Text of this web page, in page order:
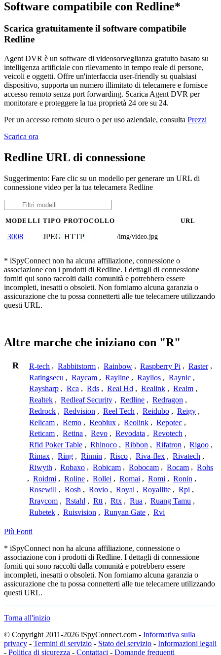
Software compatibile con Redline*
Scarica gratuitamente il software compatibile
Redline
Agent DVR è un software di videosorveglianza gratuito basato su
intelligenza artificiale con rilevamento in tempo reale di persone,
veicoli e oggetti. Offre un'interfaccia user-friendly su qualsiasi
dispositivo, supporta un numero illimitato di telecamere e fornisce
accesso remoto senza port forwarding. Scarica Agent DVR per
monitorare e proteggere la tua proprietà 24 ore su 24.
Per un accesso remoto sicuro o per uso aziendale, consulta Prezzi
Scarica ora
Redline URL di connessione
Suggerimento: Fare clic su un modello per generare un URL di
connessione video per la tua telecamera Redline
MODELLI TIPO PROTOCOLLO URL
3008 JPEG HTTP /img/video.jpg
* iSpyConnect non ha alcuna affiliazione, connessione o
associazione con i prodotti di Redline. I dettagli di connessione
forniti qui sono raccolti dalla comunità e potrebbero essere
incompleti, inesatti o obsoleti. Non forniamo alcuna garanzia o
assicurazione che tu possa connetterti alle tue telecamere utilizzando
questi URL.
Altre marche che iniziano con "R"
R R-tech , Rabbitstorm , Rainbow , Raspberry Pi , Raster ,
Ratingsecu , Raycam , Rayline , Raylios , Raynic ,
Raysharp , Rca , Rds , Real Hd , Realink , Realm ,
Realtek , Redleaf Security , Redline , Redragon ,
Redrock , Redvision , Reel Tech , Reidubo , Reigy ,
Relicam , Remo , Reobiux , Reolink , Repotec ,
Reticam , Retina , Revo , Revodata , Revotech ,
Rfid Poker Table , Rhinoco , Ribbon , Rifatron , Rigoo ,
Rimax , Ring , Rinnin , Risco , Riva-flex , Rivatech ,
Riwyth , Robaxo , Robicam , Robocam , Rocam , Rohs
, Roidmi , Roline , Rollei , Romai , Romi , Ronin ,
Rosewill , Rosh , Rovio , Royal , Royallite , Rpi ,
Rraycom , Rstahl , Rtt , Rtx , Rua , Ruang Tamu ,
Rubetek , Ruisvision , Runyan Gate , Rvi
Più Fonti
* iSpyConnect non ha alcuna affiliazione, connessione o
associazione con i prodotti di Redline. I dettagli di connessione
forniti qui sono raccolti dalla comunità e potrebbero essere
incompleti, inesatti o obsoleti. Non forniamo alcuna garanzia o
assicurazione che tu possa connetterti alle tue telecamere utilizzando
questi URL.
Torna all'inizio
© Copyright 2011-2026 iSpyConnect.com - Informativa sulla
privacy - Termini di servizio - Stato del servizio - Informazioni legali
- Politica di sicurezza - Contattaci - Domande frequenti